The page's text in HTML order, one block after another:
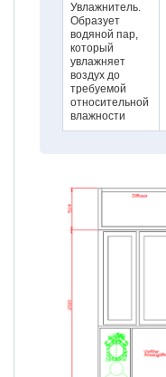
Увлажнитель.
Образует
водяной пар,
который
увлажняет
воздух до
требуемой
относительной
влажности